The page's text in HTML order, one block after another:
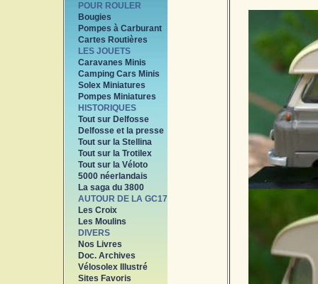
POUR ROULER
Bougies
Pompes à Carburant
Cartes Routières
LES JOUETS
Caravanes Minis
Camping Cars Minis
Solex Miniatures
Pompes Miniatures
HISTORIQUES
Tout sur Delfosse
Delfosse et la presse
Tout sur la Stellina
Tout sur la Trotilex
Tout sur la Véloto
5000 néerlandais
La saga du 3800
AUTOUR DE LA GC17
Les Croix
Les Moulins
DIVERS
Nos Livres
Doc. Archives
Vélosolex Illustré
Sites Favoris